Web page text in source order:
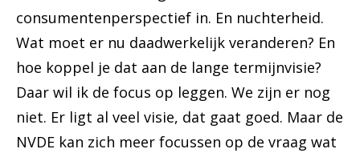
consumentenperspectief in. En nuchterheid.
Wat moet er nu daadwerkelijk veranderen? En
hoe koppel je dat aan de lange termijnvisie?
Daar wil ik de focus op leggen. We zijn er nog
niet. Er ligt al veel visie, dat gaat goed. Maar de
NVDE kan zich meer focussen op de vraag wat